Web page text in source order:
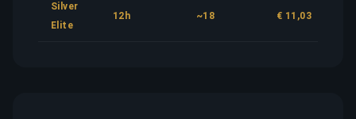
Silver
Elite
12h ~18 € 11,03